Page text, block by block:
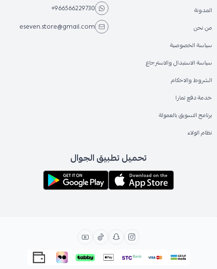
المدونة
من نحن
سياسة الخصوصية
سياسة الاستبدال والاسترجاع
الشروط والاحكام
خدمة دفع تمارا
برنامج التسويق بالعمولة
نظام الولاء
+966566229730
eseven.store@gmail.com
تحميل تطبيق الجوال